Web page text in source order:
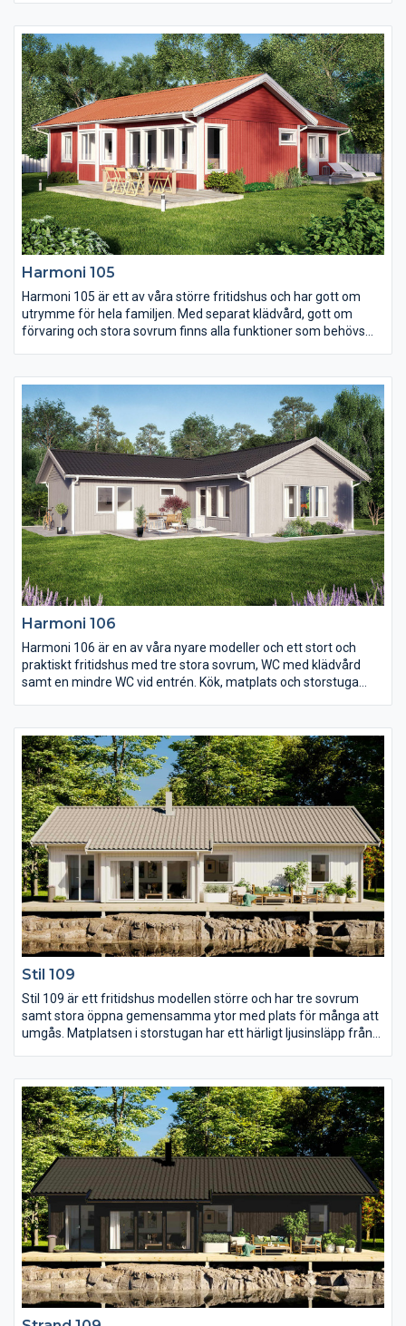
Vid sidan om köket finns en klädkammare som ligger vägg i
vägg med WC:et, denna går även att göra om till bastu om så
önskas.
Harmoni 105
Harmoni 105 är ett av våra större fritidshus och har gott om
utrymme för hela familjen. Med separat klädvård, gott om
förvaring och stora sovrum finns alla funktioner som behövs
gemensamma ytorna en härlig ljus känsla.
Harmoni 106
Harmoni 106 är en av våra nyare modeller och ett stort och
praktiskt fritidshus med tre stora sovrum, WC med klädvård
samt en mindre WC vid entrén. Kök, matplats och storstuga
uteplatsen i vinkel som är perfekt för att spendera sköna
kvällar på utan att oroa sig för kalla vindar.
Stil 109
Stil 109 är ett fritidshus modellen större och har tre sovrum
samt stora öppna gemensamma ytor med plats för många att
umgås. Matplatsen i storstugan har ett härligt ljusinsläpp från
avskilt WC som även kan göras om till klädkammare om så
önskas. Bredvid det gemensamma WC:et finns även separat
klädvård, en uppskattad funktion vid permanentboende.